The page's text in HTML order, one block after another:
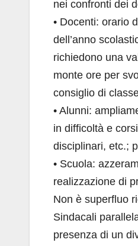
nei confronti dei
• Docenti: orario
dell’anno
richiedono una
monte ore per
consiglio di
• Alunni:
in difficoltà e
disciplinari, etc.;
• Scuola:
realizzazione di
Non è superfluo
Sindacali
presenza di un